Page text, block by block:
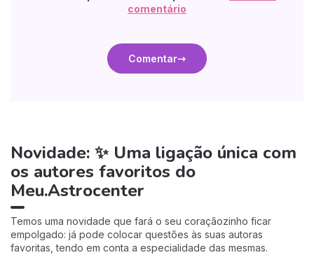
comentário
Comentar
Novidade: ✨ Uma ligação única com
os autores favoritos do
Meu.Astrocenter
Temos uma novidade que fará o seu coraçãozinho ficar
empolgado: já pode colocar questões às suas autoras
favoritas, tendo em conta a especialidade das mesmas.